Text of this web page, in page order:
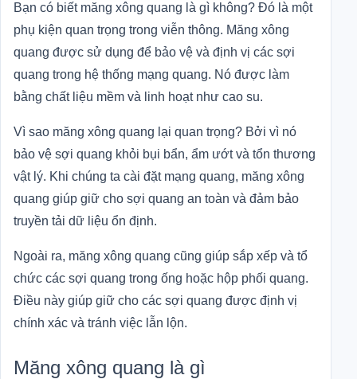
Bạn có biết măng xông quang là gì không? Đó là một
phụ kiện quan trọng trong viễn thông. Măng xông
quang được sử dụng để bảo vệ và định vị các sợi
quang trong hệ thống mạng quang. Nó được làm
bằng chất liệu mềm và linh hoạt như cao su.
Vì sao măng xông quang lại quan trọng? Bởi vì nó
bảo vệ sợi quang khỏi bụi bẩn, ẩm ướt và tổn thương
vật lý. Khi chúng ta cài đặt mạng quang, măng xông
quang giúp giữ cho sợi quang an toàn và đảm bảo
truyền tải dữ liệu ổn định.
Ngoài ra, măng xông quang cũng giúp sắp xếp và tổ
chức các sợi quang trong ống hoặc hộp phối quang.
Điều này giúp giữ cho các sợi quang được định vị
chính xác và tránh việc lẫn lộn.
Măng xông quang là gì